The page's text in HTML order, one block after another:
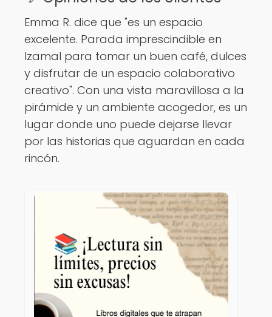
Emma R. dice que "es un espacio
excelente. Parada imprescindible en
Izamal para tomar un buen café, dulces
y disfrutar de un espacio colaborativo
creativo". Con una vista maravillosa a la
pirámide y un ambiente acogedor, es un
lugar donde uno puede dejarse llevar
por las historias que aguardan en cada
rincón.